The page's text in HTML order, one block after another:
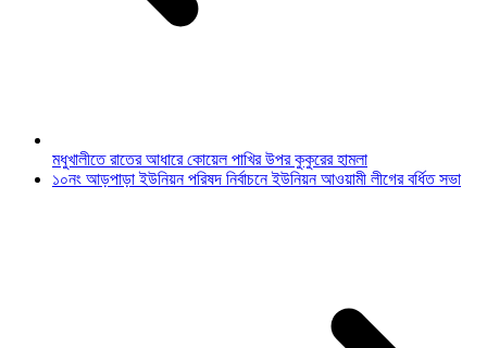
মধুখালীতে রাতের আধারে কোয়েল পাখির উপর কুকুরের হামলা
১০নং আড়পাড়া ইউনিয়ন পরিষদ নির্বাচনে ইউনিয়ন আওয়ামী লীগের বর্ধিত সভা